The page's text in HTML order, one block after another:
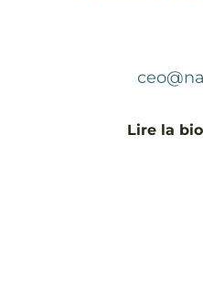
Lire la